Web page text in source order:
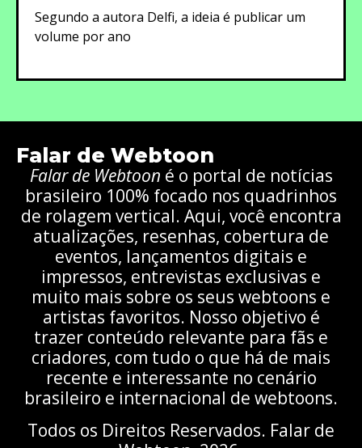
Segundo a autora Delfi, a ideia é publicar um
volume por ano
Falar de Webtoon
Falar de Webtoon é o portal de notícias
brasileiro 100% focado nos quadrinhos
de rolagem vertical. Aqui, você encontra
atualizações, resenhas, cobertura de
eventos, lançamentos digitais e
impressos, entrevistas exclusivas e
muito mais sobre os seus webtoons e
artistas favoritos. Nosso objetivo é
trazer conteúdo relevante para fãs e
criadores, com tudo o que há de mais
recente e interessante no cenário
brasileiro e internacional de webtoons.
Todos os Direitos Reservados. Falar de